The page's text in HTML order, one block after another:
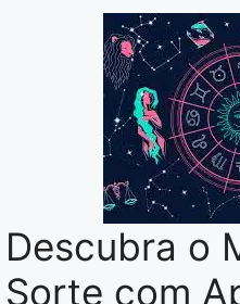
Descubra o
Sorte com